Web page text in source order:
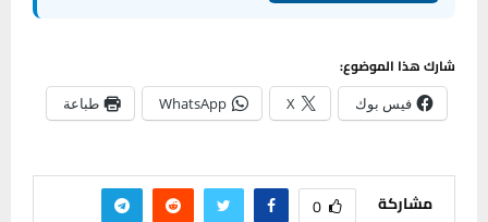
شارك هذا الموضوع:
فيس بوك X
WhatsApp طباعة
مشاركة 0